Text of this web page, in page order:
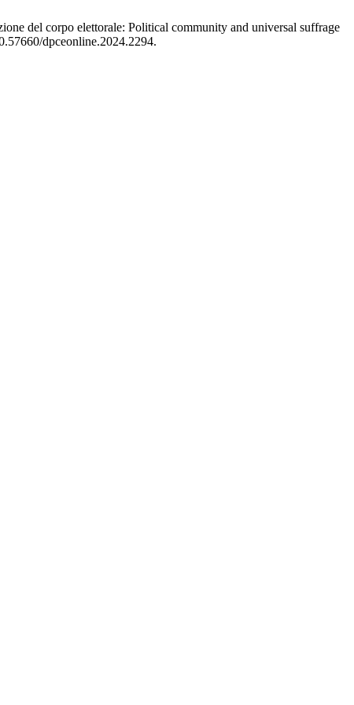
del corpo elettorale: Political community and universal suffrage
dpceonline.2024.2294.